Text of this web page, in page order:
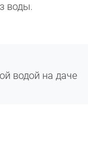
воды.
водой на даче